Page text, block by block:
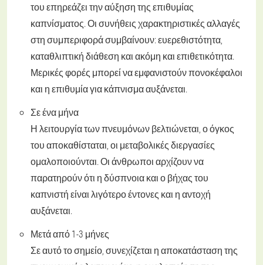
του επηρεάζει την αύξηση της επιθυμίας
καπνίσματος. Οι συνήθεις χαρακτηριστικές αλλαγές
στη συμπεριφορά συμβαίνουν: ευερεθιστότητα,
καταθλιπτική διάθεση και ακόμη και επιθετικότητα.
Μερικές φορές μπορεί να εμφανιστούν πονοκέφαλοι
και η επιθυμία για κάπνισμα αυξάνεται.
Σε ένα μήνα
Η λειτουργία των πνευμόνων βελτιώνεται, ο όγκος
του αποκαθίσταται, οι μεταβολικές διεργασίες
ομαλοποιούνται. Οι άνθρωποι αρχίζουν να
παρατηρούν ότι η δύσπνοια και ο βήχας του
καπνιστή είναι λιγότερο έντονες και η αντοχή
αυξάνεται.
Μετά από 1-3 μήνες
Σε αυτό το σημείο, συνεχίζεται η αποκατάσταση της